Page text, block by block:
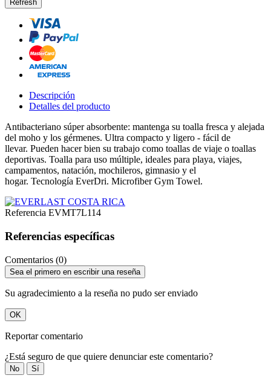
Descripción
Detalles del producto
Antibacteriano súper absorbente: mantenga su toalla fresca y alejada
del moho y los gérmenes. Ultra compacto y ligero - fácil de
llevar. Pueden hacer bien su trabajo como toallas de viaje o toallas
deportivas. Toalla para uso múltiple, ideales para playa, viajes,
campamentos, natación, mochileros, gimnasio y el
hogar. Tecnología EverDri. Microfiber Gym Towel.
Referencia EVMT7L114
Referencias específicas
Comentarios (0)
Sea el primero en escribir una reseña
Su agradecimiento a la reseña no pudo ser enviado
OK
Reportar comentario
¿Está seguro de que quiere denunciar este comentario?
No Sí